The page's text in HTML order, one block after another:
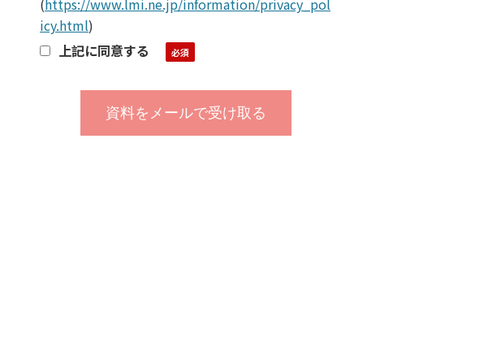
(https://www.lmi.ne.jp/information/privacy_pol
icy.html)
上記に同意する